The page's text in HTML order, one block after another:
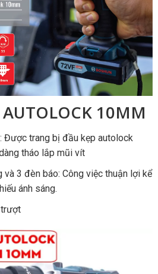
10MM
Được trang bị đầu kẹp autolock
tháo lắp mũi vít
và 3 đèn báo: Công việc thuận lợi kể
ánh sáng.
trượt